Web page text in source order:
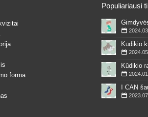
forma
Populiariausi
Kūdikio
Kūdikio
I CAN